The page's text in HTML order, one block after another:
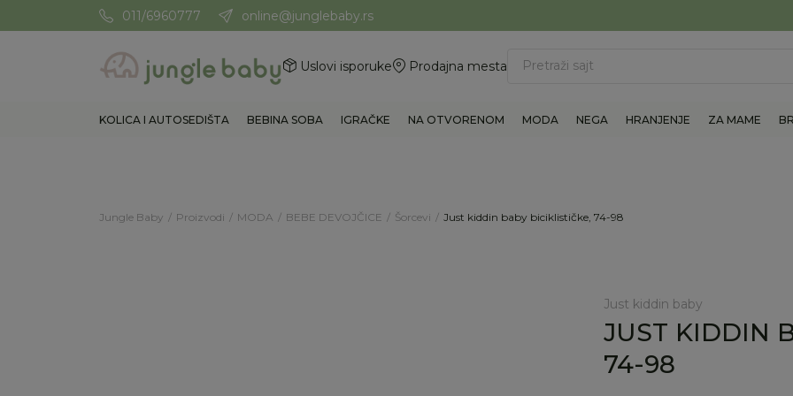
011/6960777 online@junglebaby.rsPotrebna Vam je pomoć? Pozovite 011/6960777
Uslovi isporuke Prodajna mesta Pretraži sajt
KOLICA I AUTOSEDIŠTA BEBINA SOBA IGRAČKE NA OTVORENOM MODA NEGA HRANJENJE ZA MAME
Jungle Baby Proizvodi MODA BEBE DEVOJČICE Šorcevi Just kiddin baby biciklističke, 74-98
Just kiddin baby
JUST KIDDIN
74-98